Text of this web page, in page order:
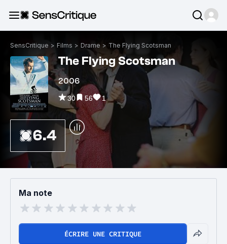
SensCritique > Films > Drame > The Flying Scotsman
The Flying Scotsman
2006
30 56 1
6.4
Ma note
ÉCRIRE UNE CRITIQUE